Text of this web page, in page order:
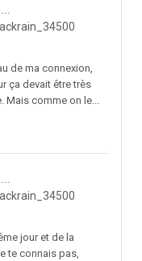
de ma connexion,
ça devait être très
Mais comme on le...
jour et de la
te connais pas,